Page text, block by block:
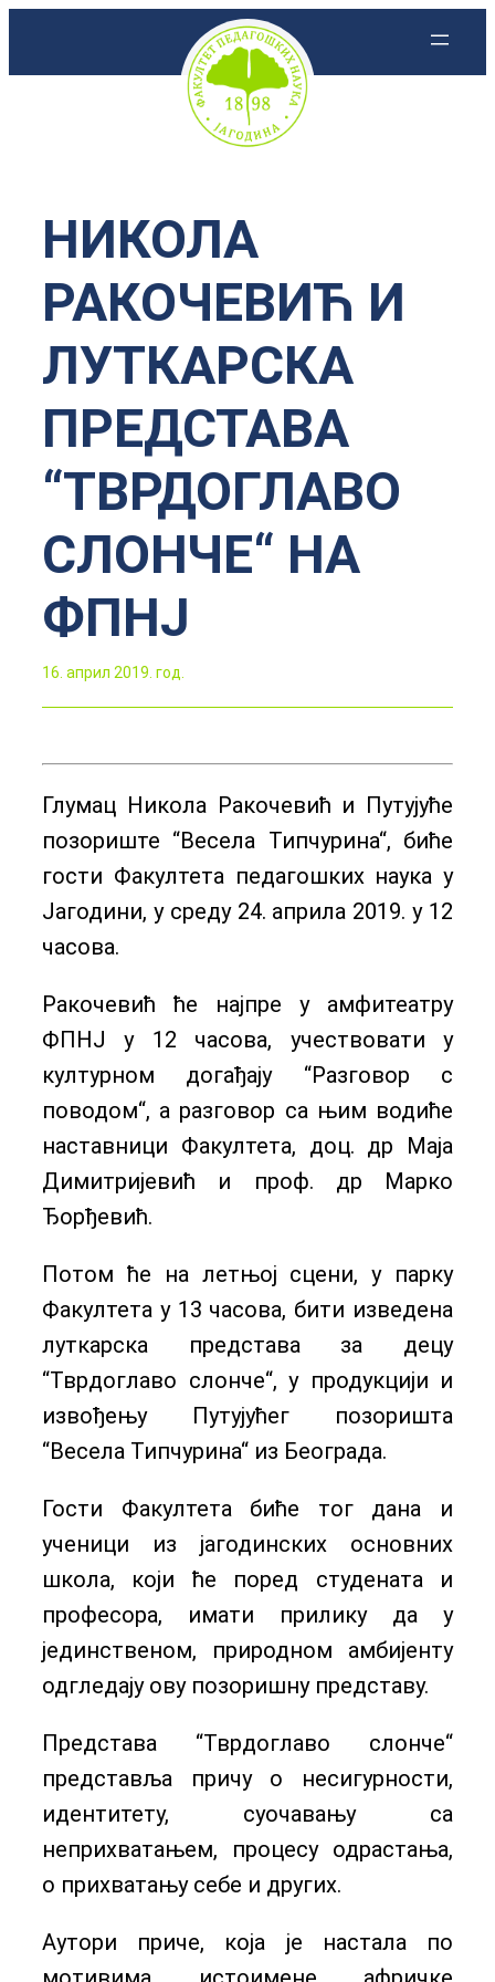
НИКОЛА
РАКОЧЕВИЋ И
ЛУТКАРСКА
ПРЕДСТАВА
“ТВРДОГЛАВО
СЛОНЧЕ“ НА
ФПНЈ
16. април 2019. год.
Глумац Никола Ракочевић и Путујуће
позориште “Весела Типчурина“, биће
гости Факултета педагошких наука у
Јагодини, у среду 24. априла 2019. у 12
часова.
Ракочевић ће најпре у амфитеатру
ФПНЈ у 12 часова, учествовати у
културном догађају “Разговор с
поводом“, а разговор са њим водиће
наставници Факултета, доц. др Маја
Димитријевић и проф. др Марко
Ђорђевић.
Потом ће на летњој сцени, у парку
Факултета у 13 часова, бити изведена
луткарска представа за децу
“Тврдоглаво слонче“, у продукцији и
извођењу Путујућег позоришта
“Весела Типчурина“ из Београда.
Гости Факултета биће тог дана и
ученици из јагодинских основних
школа, који ће поред студената и
професора, имати прилику да у
јединственом, природном амбијенту
одгледају ову позоришну представу.
Представа “Тврдоглаво слонче“
представља причу о несигурности,
идентитету, суочавању са
неприхватањем, процесу одрастања,
о прихватању себе и других.
Аутори приче, која је настала по